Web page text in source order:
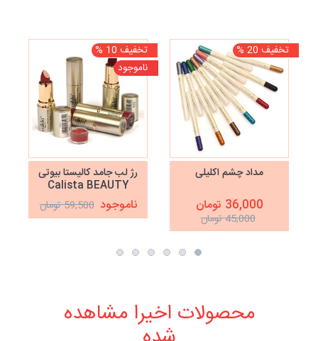
تخفیف 20 %
مداد چشم اکلیلی
36,000 تومان
45,000 تومان
تخفیف 10 %
ناموجود
رژ لب جامد کالیستا بیوتی
Calista BEAUTY
ناموجود 59,500 تومان
محصولات اخیرا مشاهده